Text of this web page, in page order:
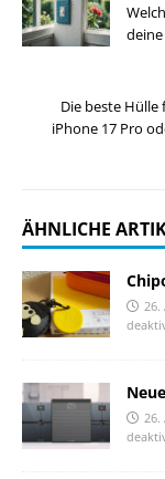
Die beste Hülle
iPhone 17 Pro
ÄHNLICHE
26.
26.